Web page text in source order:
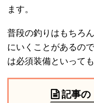
ます。
普段の釣りはもちろ
にいくことがあるの
は必須装備といって
記事の